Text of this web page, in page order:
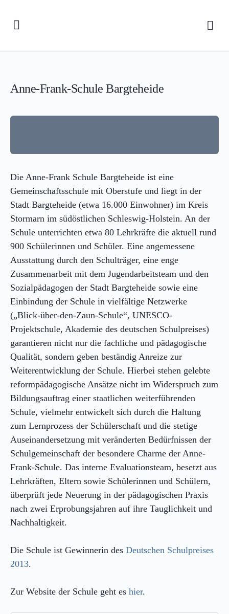
Anne-Frank-Schule Bargteheide
Die Anne-Frank Schule Bargteheide ist eine
Gemeinschaftsschule mit Oberstufe und liegt in der
Stadt Bargteheide (etwa 16.000 Einwohner) im Kreis
Stormarn im südöstlichen Schleswig-Holstein. An der
Schule unterrichten etwa 80 Lehrkräfte die aktuell rund
900 Schülerinnen und Schüler. Eine angemessene
Ausstattung durch den Schulträger, eine enge
Zusammenarbeit mit dem Jugendarbeitsteam und den
Sozialpädagogen der Stadt Bargteheide sowie eine
Einbindung der Schule in vielfältige Netzwerke
(„Blick-über-den-Zaun-Schule“, UNESCO-
Projektschule, Akademie des deutschen Schulpreises)
garantieren nicht nur die fachliche und pädagogische
Qualität, sondern geben beständig Anreize zur
Weiterentwicklung der Schule. Hierbei stehen gelebte
reformpädagogische Ansätze nicht im Widerspruch zum
Bildungsauftrag einer staatlichen weiterführenden
Schule, vielmehr entwickelt sich durch die Haltung
zum Lernprozess der Schülerschaft und die stetige
Auseinandersetzung mit veränderten Bedürfnissen der
Schulgemeinschaft der besondere Charme der Anne-
Frank-Schule. Das interne Evaluationsteam, besetzt aus
Lehrkräften, Eltern sowie Schülerinnen und Schülern,
überprüft jede Neuerung in der pädagogischen Praxis
nach zwei Erprobungsjahren auf ihre Tauglichkeit und
Nachhaltigkeit.
Die Schule ist Gewinnerin des Deutschen Schulpreises
2013.
Zur Website der Schule geht es hier.